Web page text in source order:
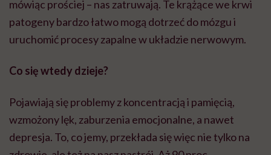
mówiąc prościej – nas zatruwają. Te krążące we krwi
patogeny bardzo łatwo mogą dotrzeć do mózgu i
uruchomić procesy zapalne w układzie nerwowym.
Co się wtedy dzieje?
Pojawiają się problemy z koncentracją i pamięcią,
wzmożony lęk, zaburzenia emocjonalne, a nawet
depresja. To, co jemy, przekłada się więc nie tylko na